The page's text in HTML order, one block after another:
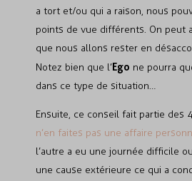
a tort et/ou qui a raison, nous
points de vue différents. On peut
que nous allons rester en
Notez bien que l’Ego ne pourra
dans ce type de situation…
Ensuite, ce conseil fait partie des
n’en faites pas une affaire
l’autre a eu une journée difficile
une cause extérieure ce qui a